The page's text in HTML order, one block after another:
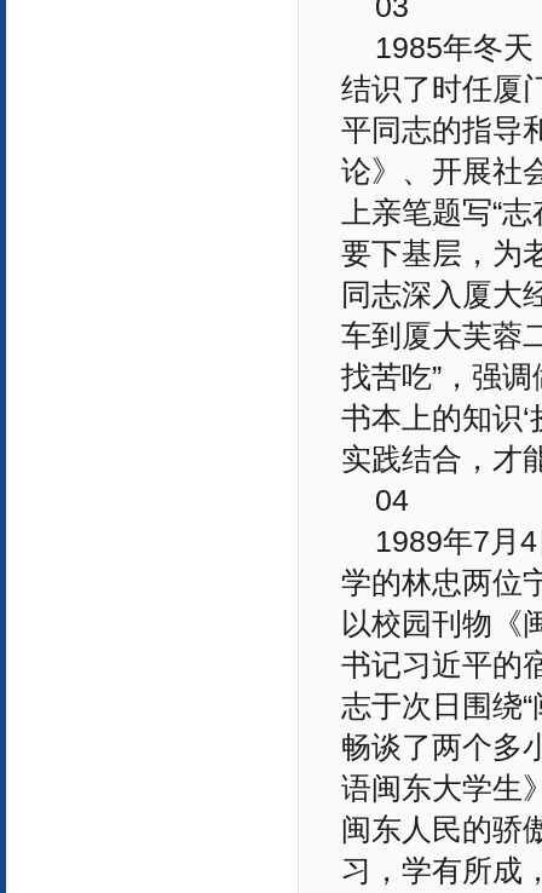
1985年冬
结识了时任厦
平同志的指导
论》、开展社
上亲笔题写“
要下基层，为
同志深入厦大
车到厦大芙蓉
找苦吃”，强
书本上的知识‘
实践结合，才
04
1989年7月
学的林忠两位
以校园刊物《
书记习近平的
志于次日围绕
畅谈了两个多
语闽东大学生
闽东人民的骄
习，学有所成